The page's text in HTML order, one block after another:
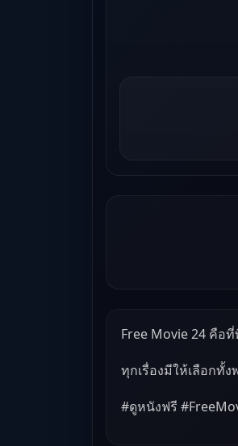
Free Movie 24 คือ
ทุกเรื่องมีให้เลือกทั้
#ดูหนังฟรี